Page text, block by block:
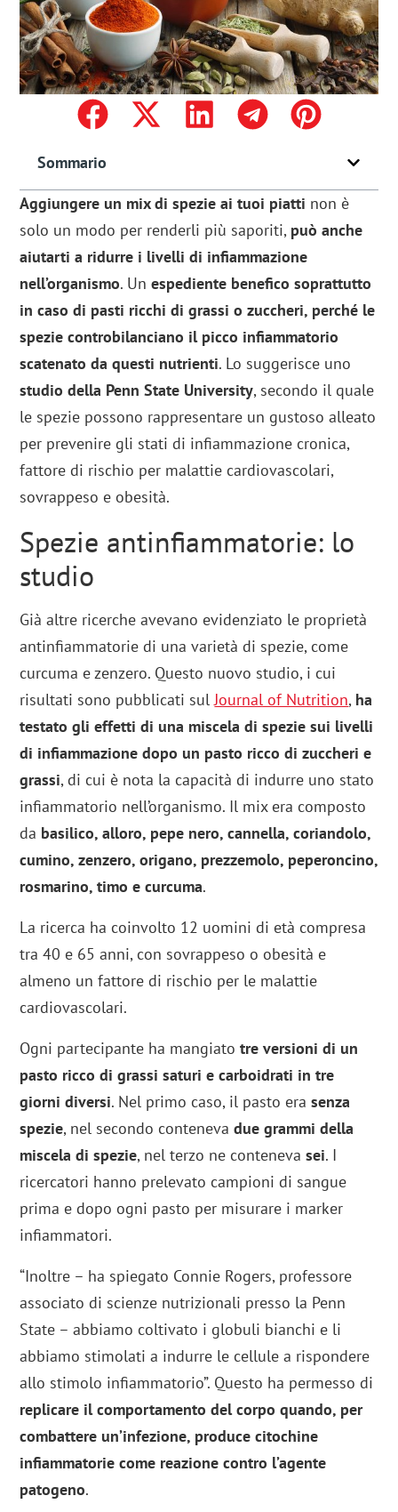
Sommario
Aggiungere un mix di spezie ai tuoi piatti non è
solo un modo per renderli più saporiti, può anche
aiutarti a ridurre i livelli di infiammazione
nell’organismo. Unespediente benefico soprattutto
in caso di pasti ricchi di grassi o zuccheri, perché le
spezie controbilanciano il picco infiammatorio
scatenato da questi nutrienti. Lo suggerisce uno
studio della Penn State University, secondo il quale
le spezie possono rappresentare un gustoso alleato
per prevenire gli stati di infiammazione cronica,
fattore di rischio per malattie cardiovascolari,
sovrappeso e obesità.
Spezie antinfiammatorie: lo
studio
Già altre ricerche avevano evidenziato le proprietà
antinfiammatorie di una varietà di spezie, come
curcuma e zenzero. Questo nuovo studio, i cui
risultati sono pubblicati sulJournal of Nutrition, ha
testato gli effetti di una miscela di spezie sui livelli
di infiammazione dopo un pasto ricco di zuccheri e
grassi, di cui è nota la capacità di indurre uno stato
infiammatorio nell’organismo. Il mix era composto
da basilico, alloro, pepe nero, cannella, coriandolo,
cumino, zenzero, origano, prezzemolo, peperoncino,
rosmarino, timo e curcuma.
La ricerca ha coinvolto 12 uomini di età compresa
tra 40 e 65 anni, con sovrappeso o obesità e
almeno un fattore di rischio per le malattie
cardiovascolari.
Ogni partecipante ha mangiato tre versioni di un
pasto ricco di grassi saturi e carboidrati in tre
giorni diversi. Nel primo caso, il pasto era senza
spezie, nel secondo contenevadue grammi della
miscela di spezie, nel terzo ne contenevasei. I
ricercatori hanno prelevato campioni di sangue
prima e dopo ogni pasto per misurare i marker
infiammatori.
“Inoltre – ha spiegato Connie Rogers, professore
associato di scienze nutrizionali presso la Penn
State – abbiamo coltivato i globuli bianchi e li
abbiamo stimolati a indurre le cellule a rispondere
allo stimolo infiammatorio”. Questo ha permesso di
replicare il comportamento del corpo quando, per
combattere un’infezione, produce citochine
infiammatorie come reazione contro l’agente
patogeno.